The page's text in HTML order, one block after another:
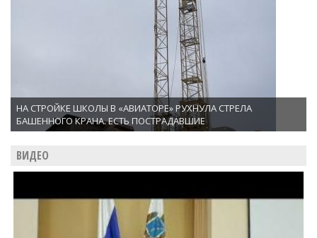
НА СТРОЙКЕ ШКОЛЫ В «АВИАТОРЕ» РУХНУЛА СТРЕЛА
БАШЕННОГО КРАНА. ЕСТЬ ПОСТРАДАВШИЕ
ВИДЕО